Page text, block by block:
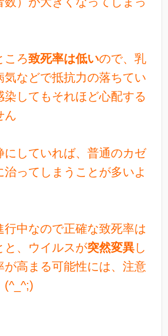
ころ致死率は低いので、乳
気などで抵抗力の落ちてい
染してもそれほど心配する
ん
にしていれば、普通のカゼ
ってしまうことが多いよ
行中なので正確な致死率は
と、ウイルスが突然変異し
が高まる可能性には、注意